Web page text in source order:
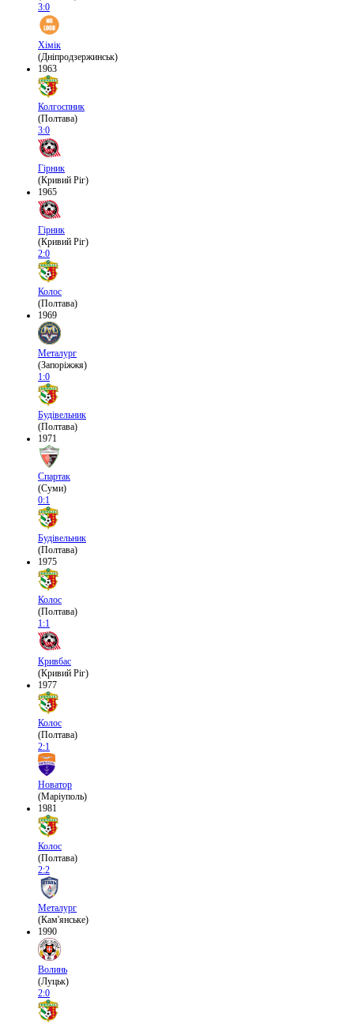
3:0
Хімік
(Дніпродзержинськ)
1963
Колгоспник
(Полтава)
3:0
Гірник
(Кривий Ріг)
1965
Гірник
(Кривий Ріг)
2:0
Колос
(Полтава)
1969
Металург
(Запоріжжя)
1:0
Будівельник
(Полтава)
1971
Спартак
(Суми)
0:1
Будівельник
(Полтава)
1975
Колос
(Полтава)
1:1
Кривбас
(Кривий Ріг)
1977
Колос
(Полтава)
2:1
Новатор
(Маріуполь)
1981
Колос
(Полтава)
2:2
Металург
(Кам'янське)
1990
Волинь
(Луцьк)
2:0